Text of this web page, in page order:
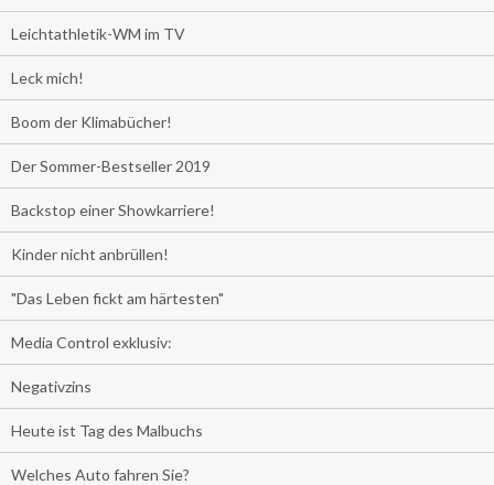
Leichtathletik-WM im TV
Leck mich!
Boom der Klimabücher!
Der Sommer-Bestseller 2019
Backstop einer Showkarriere!
Kinder nicht anbrüllen!
"Das Leben fickt am härtesten"
Media Control exklusiv:
Negativzins
Heute ist Tag des Malbuchs
Welches Auto fahren Sie?